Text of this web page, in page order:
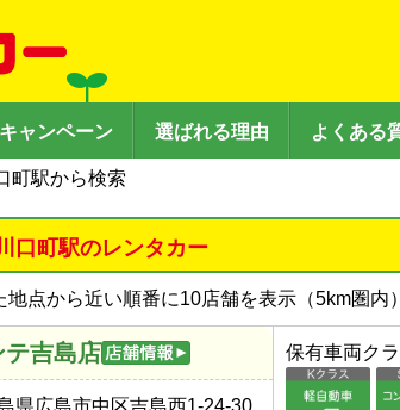
キャンペーン 選ばれる理由 よくある
町駅から検索
口町駅のレンタカー
地点から近い順番に10店舗を表示（5km圏内
テ吉島店
県広島市中区吉島西1-24-30
保有車両ク